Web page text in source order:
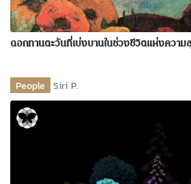
ดอกทานตะวันที่เบ่งบานในช่วงชีวิตแห่งความ
People Siri P.